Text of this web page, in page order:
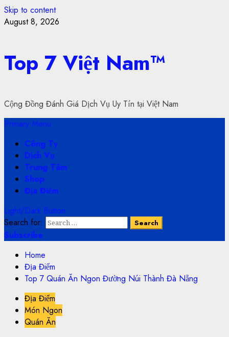
Skip to content
August 8, 2026
Top 7 Việt Nam™
Cộng Đồng Đánh Giá Dịch Vụ Uy Tín tại Việt Nam
Primary Menu
Công Ty
Dịch Vụ
Trung Tâm
Shop
Địa Điểm
Light/Dark Button
Search for:
Subscribe
Home
Địa Điểm
Top 7 Quán Ăn Ngon Đường Núi Thành Đà Nẵng
Địa Điểm
Món Ngon
Quán Ăn